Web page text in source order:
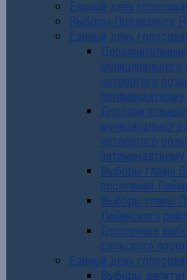
Единый день
Выборы Президента
Единый день
четвертого
четвертого
Выборы главы
поселения
Выборы главы
Лабинского
Досрочные
сельского
Единый день
Выборы